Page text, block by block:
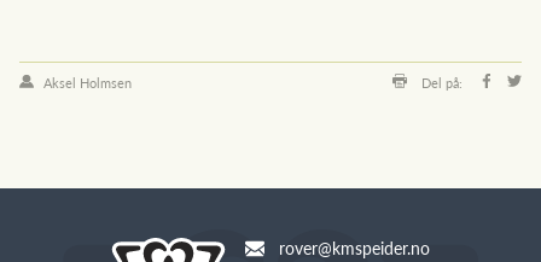
Aksel Holmsen Del på:
rover@kmspeider.no